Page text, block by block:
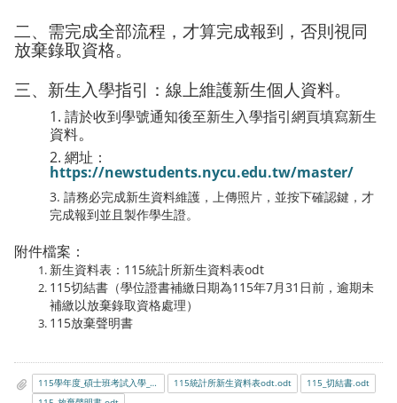
二、需完成全部流程，才算完成報到，否則視同
放棄錄取資格。
三、新生入學指引：線上維護新生個人資料。
1. 請於收到學號通知後至新生入學指引網頁填寫新生
資料。
2. 網址：
https://newstudents.nycu.edu.tw/master/
3. 請務必完成新生資料維護，上傳照片，並按下確認鍵，才
完成報到並且製作學生證。
附件檔案：
新生資料表：115統計所新生資料表odt
115切結書（學位證書補繳日期為115年7月31日前，逾期未
補繳以放棄錄取資格處理）
115放棄聲明書
115學年度_碩士班考試入學_遞補錄取報到須知_1150624公告.pdf 115統計所新生資料表odt.odt
115_切結書.odt